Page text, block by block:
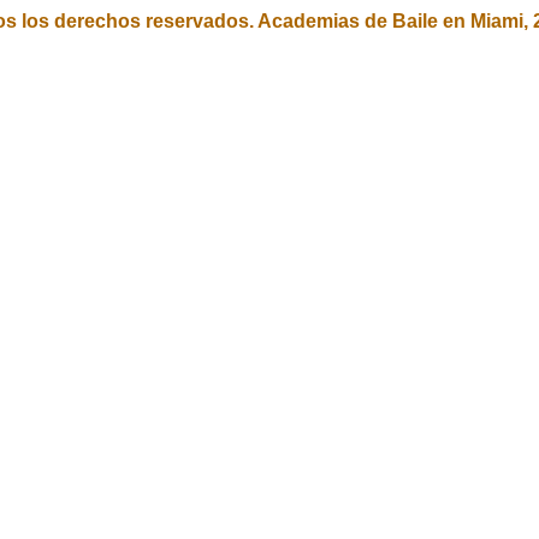
los derechos reservados. Academias de Baile en Miami,